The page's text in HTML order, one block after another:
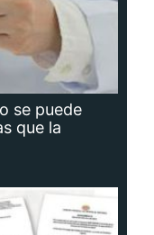
se puede
que la